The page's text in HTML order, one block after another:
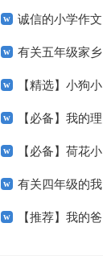
想小学作文4篇
诚信的小学作文
汇总六篇
有关五年级家乡
的作文集锦6篇
【精选】小狗小
学作文锦集5篇
【必备】我的理
想小学作文3篇
【必备】荷花小
学作文合集5篇
有关四年级的我
作文300字四篇
【推荐】我的爸